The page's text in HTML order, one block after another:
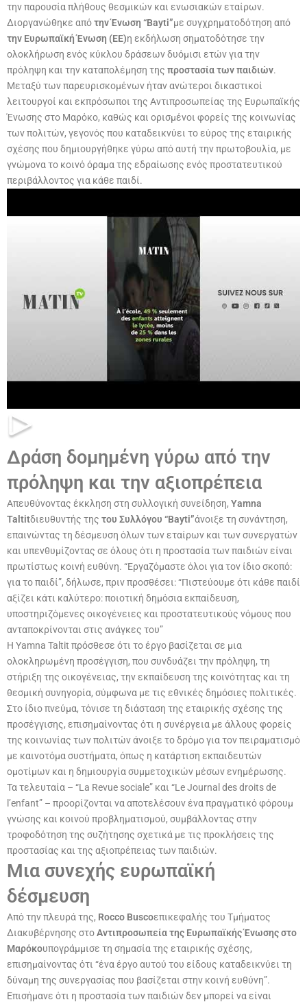
την παρουσία πλήθους θεσμικών και ενωσιακών εταίρων.
Διοργανώθηκε απότην Ένωση “Bayti”με συγχρηματοδότηση από
την Ευρωπαϊκή Ένωση (ΕΕ)η εκδήλωση σηματοδότησε την
ολοκλήρωση ενός κύκλου δράσεων δυόμισι ετών για την
πρόληψη και την καταπολέμηση της προστασία των παιδιών.
Μεταξύ των παρευρισκομένων ήταν ανώτεροι δικαστικοί
λειτουργοί και εκπρόσωποι της Αντιπροσωπείας της Ευρωπαϊκής
Ένωσης στο Μαρόκο, καθώς και ορισμένοι φορείς της κοινωνίας
των πολιτών, γεγονός που καταδεικνύει το εύρος της εταιρικής
σχέσης που δημιουργήθηκε γύρω από αυτή την πρωτοβουλία, με
γνώμονα το κοινό όραμα της εδραίωσης ενός προστατευτικού
περιβάλλοντος για κάθε παιδί.
Δράση δομημένη γύρω από την
πρόληψη και την αξιοπρέπεια
Απευθύνοντας έκκληση στη συλλογική συνείδηση, Yamna
Taltitδιευθυντής της του Συλλόγου “Bayti”άνοιξε τη συνάντηση,
επαινώντας τη δέσμευση όλων των εταίρων και των συνεργατών
και υπενθυμίζοντας σε όλους ότι η προστασία των παιδιών είναι
πρωτίστως κοινή ευθύνη. “Εργαζόμαστε όλοι για τον ίδιο σκοπό:
για το παιδί”, δήλωσε, πριν προσθέσει: “Πιστεύουμε ότι κάθε παιδί
αξίζει κάτι καλύτερο: ποιοτική δημόσια εκπαίδευση,
υποστηριζόμενες οικογένειες και προστατευτικούς νόμους που
ανταποκρίνονται στις ανάγκες του”
Η Yamna Taltit πρόσθεσε ότι το έργο βασίζεται σε μια
ολοκληρωμένη προσέγγιση, που συνδυάζει την πρόληψη, τη
στήριξη της οικογένειας, την εκπαίδευση της κοινότητας και τη
θεσμική συνηγορία, σύμφωνα με τις εθνικές δημόσιες πολιτικές.
Στο ίδιο πνεύμα, τόνισε τη διάσταση της εταιρικής σχέσης της
προσέγγισης, επισημαίνοντας ότι η συνέργεια με άλλους φορείς
της κοινωνίας των πολιτών άνοιξε το δρόμο για τον πειραματισμό
με καινοτόμα συστήματα, όπως η κατάρτιση εκπαιδευτών
ομοτίμων και η δημιουργία συμμετοχικών μέσων ενημέρωσης.
Τα τελευταία – “La Revue sociale” και “Le Journal des droits de
l’enfant” – προορίζονται να αποτελέσουν ένα πραγματικό φόρουμ
γνώσης και κοινού προβληματισμού, συμβάλλοντας στην
τροφοδότηση της συζήτησης σχετικά με τις προκλήσεις της
προστασίας και της αξιοπρέπειας των παιδιών.
Μια συνεχής ευρωπαϊκή
δέσμευση
Από την πλευρά της, Rocco Buscoεπικεφαλής του Τμήματος
Διακυβέρνησης στοΑντιπροσωπεία της Ευρωπαϊκής Ένωσης στο
Μαρόκουπογράμμισε τη σημασία της εταιρικής σχέσης,
επισημαίνοντας ότι “ένα έργο αυτού του είδους καταδεικνύει τη
δύναμη της συνεργασίας που βασίζεται στην κοινή ευθύνη”.
Επισήμανε ότι η προστασία των παιδιών δεν μπορεί να είναι